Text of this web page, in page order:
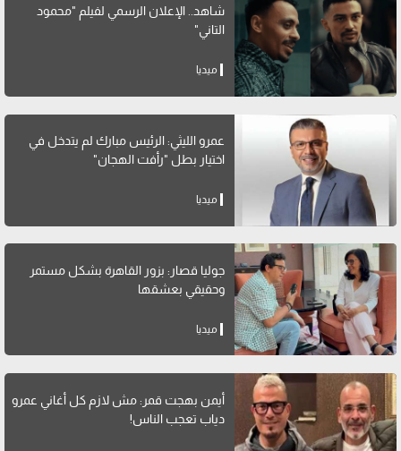
شاهد.. الإعلان الرسمي لفيلم "محمود
التاني"
ميديا
عمرو الليثي: الرئيس مبارك لم يتدخل في
اختيار بطل "رأفت الهجان"
ميديا
جوليا قصار: بزور القاهرة بشكل مستمر
وحقيقي بعشقها
ميديا
أيمن بهجت قمر: مش لازم كل أغاني عمرو
دياب تعجب الناس!